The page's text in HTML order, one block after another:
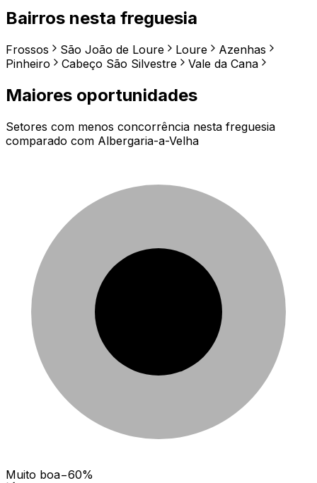
Bairros nesta freguesia
Frossos São João de Loure Loure
Azenhas
Pinheiro
Cabeço São Silvestre Vale da Cana
Maiores oportunidades
Setores com menos concorrência nesta freguesia
comparado com Albergaria-a-Velha
Muito boa−60%